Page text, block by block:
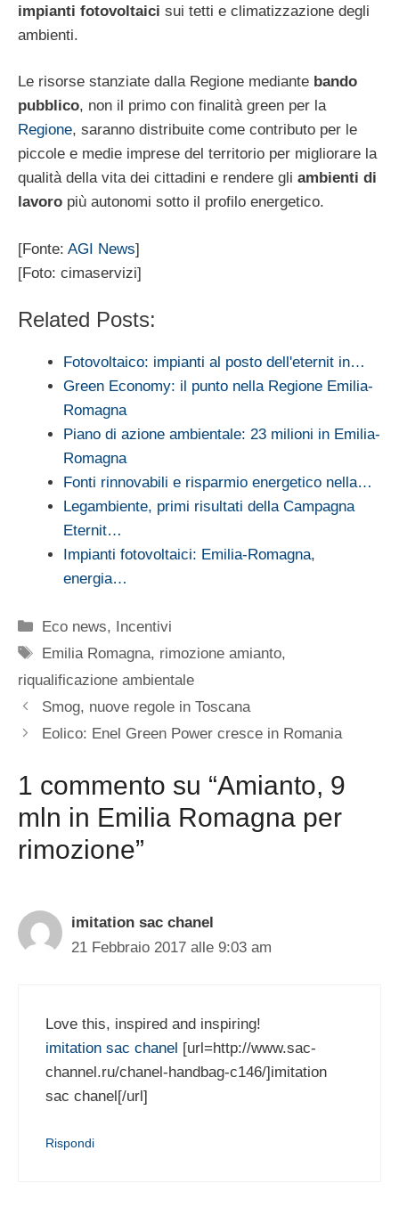
impianti fotovoltaici sui tetti e climatizzazione degli
ambienti.
Le risorse stanziate dalla Regione mediante bando
pubblico, non il primo con finalità green per la
Regione, saranno distribuite come contributo per le
piccole e medie imprese del territorio per migliorare la
qualità della vita dei cittadini e rendere gli ambienti di
lavoro più autonomi sotto il profilo energetico.
[Fonte: AGI News]
[Foto: cimaservizi]
Related Posts:
Fotovoltaico: impianti al posto dell'eternit in…
Green Economy: il punto nella Regione Emilia-
Romagna
Piano di azione ambientale: 23 milioni in Emilia-
Romagna
Fonti rinnovabili e risparmio energetico nella…
Legambiente, primi risultati della Campagna
Eternit…
Impianti fotovoltaici: Emilia-Romagna,
energia…
Categorie
Eco news, Incentivi
Tag
Emilia Romagna, rimozione amianto,
riqualificazione ambientale
Smog, nuove regole in Toscana
Eolico: Enel Green Power cresce in Romania
1 commento su “Amianto, 9
mln in Emilia Romagna per
rimozione”
imitation sac chanel
21 Febbraio 2017 alle 9:03 am
Love this, inspired and inspiring!
imitation sac chanel [url=http://www.sac-
channel.ru/chanel-handbag-c146/]imitation
sac chanel[/url]
Rispondi